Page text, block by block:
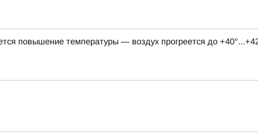
повышение температуры — воздух прогреется до